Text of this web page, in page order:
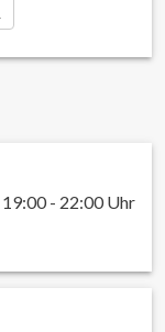
19:00 - 22:00 Uhr